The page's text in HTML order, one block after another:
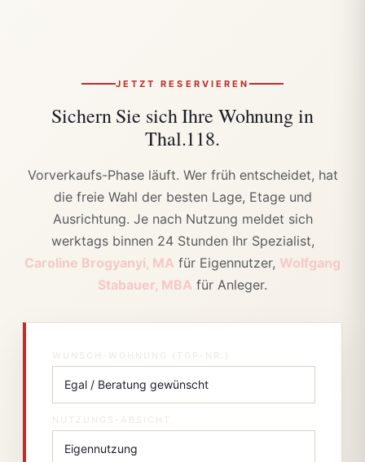
JETZT RESERVIEREN
Sichern Sie sich Ihre Wohnungin
Thal.118.
Vorverkaufs-Phase läuft. Wer früh entscheidet, hat
die freie Wahl der besten Lage, Etage und
Ausrichtung. Je nach Nutzung meldet sich
werktags binnen 24 Stunden Ihr Spezialist,
Caroline Brogyanyi, MA für Eigennutzer, Wolfgang
Stabauer, MBA für Anleger.
WUNSCH-WOHNUNG (TOP-NR.)
NUTZUNGS-ABSICHT